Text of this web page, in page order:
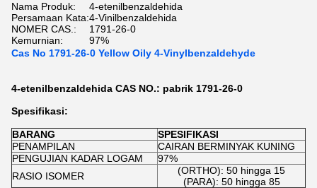
Nama Produk:
4-etenilbenzaldehida
Persamaan Kata:4-Vinilbenzaldehida
NOMER CAS.:
1791-26-0
Kemurnian:
97%
Cas No 1791-26-0 Yellow Oily 4-Vinylbenzaldehyde
4-etenilbenzaldehida CAS NO.: pabrik 1791-26-0
Spesifikasi:
BARANG
SPESIFIKASI
PENAMPILAN
CAIRAN BERMINYAK KUNING
PENGUJIAN KADAR LOGAM
97%
RASIO ISOMER
(ORTHO): 50 hingga 15
(PARA): 50 hingga 85